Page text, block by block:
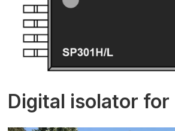
Digital isolator for